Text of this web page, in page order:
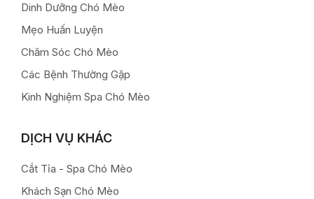
Dinh Dưỡng Chó Mèo
Mẹo Huấn Luyện
Chăm Sóc Chó Mèo
Các Bệnh Thường Gặp
Kinh Nghiệm Spa Chó Mèo
DỊCH VỤ KHÁC
Cắt Tỉa - Spa Chó Mèo
Khách Sạn Chó Mèo